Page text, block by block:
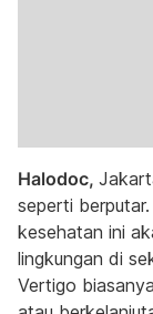
Halodoc,
seperti
kesehatan ini
lingkungan di
Vertigo